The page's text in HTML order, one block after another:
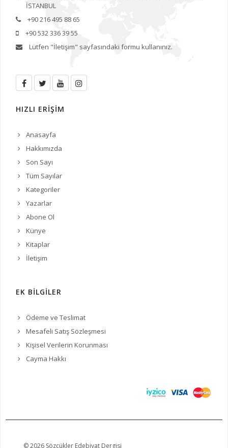
İSTANBUL
+90 216 495 88 65
+90 532 336 39 55
Lütfen "İletişim" sayfasındaki formu kullanınız.
HIZLI ERİŞİM
Anasayfa
Hakkımızda
Son Sayı
Tüm Sayılar
Kategoriler
Yazarlar
Abone Ol
Künye
Kitaplar
İletişim
EK BİLGİLER
Ödeme ve Teslimat
Mesafeli Satış Sözleşmesi
Kişisel Verilerin Korunması
Cayma Hakkı
© 2026 Sözcükler Edebiyat Dergisi